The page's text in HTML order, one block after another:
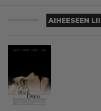
AIHEESEEN